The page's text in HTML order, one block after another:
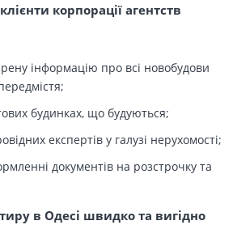
корпорації агентств
інформацію про всі новобудови
будинках, що будуються;
експертів у галузі нерухомості;
документів на розстрочку та
в Одесі швидко та вигідно